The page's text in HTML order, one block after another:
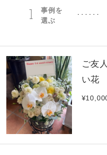
1
事例を
選ぶ
ご友
い花